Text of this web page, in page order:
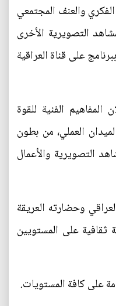
والعنف المجتمعي
التصويرية الأخرى
على قناة العراقية
المفاهيم الفنية للقوة
العملي، من بطون
التصويرية والأعمال
وحضارته العريقة
على المستويين